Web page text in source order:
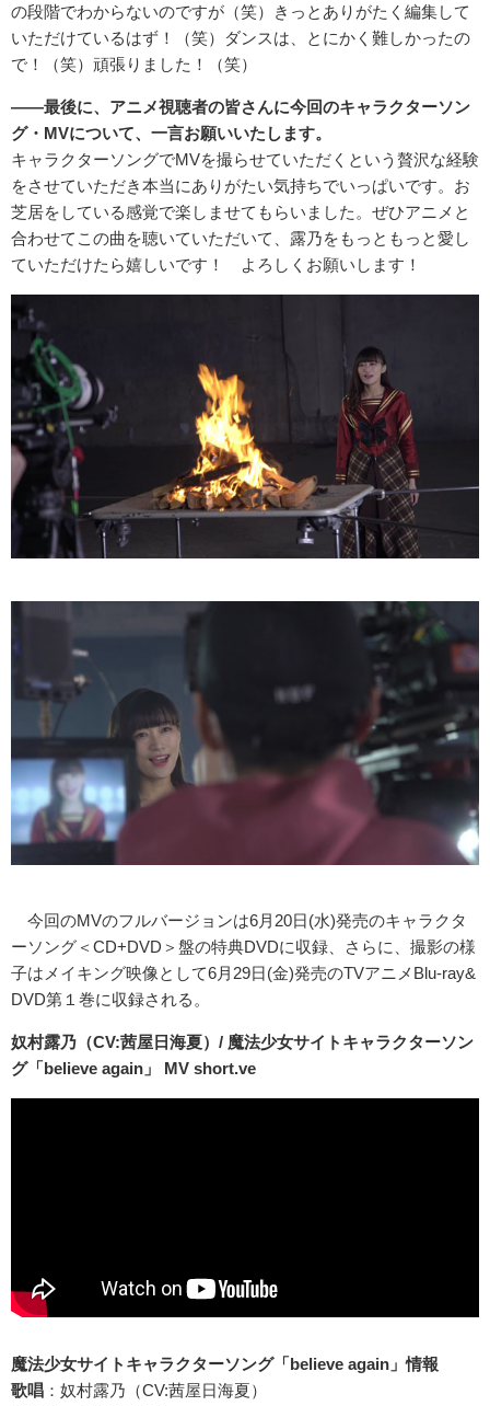
の段階でわからないのですが（笑）きっとありがたく編集して
いただけているはず！（笑）ダンスは、とにかく難しかったの
で！（笑）頑張りました！（笑）
――最後に、アニメ視聴者の皆さんに今回のキャラクターソン
グ・MVについて、一言お願いいたします。
キャラクターソングでMVを撮らせていただくという贅沢な経験
をさせていただき本当にありがたい気持ちでいっぱいです。お
芝居をしている感覚で楽しませてもらいました。ぜひアニメと
合わせてこの曲を聴いていただいて、露乃をもっともっと愛し
ていただけたら嬉しいです！ よろしくお願いします！
今回のMVのフルバージョンは6月20日(水)発売のキャラクタ
ーソング＜CD+DVD＞盤の特典DVDに収録、さらに、撮影の様
子はメイキング映像として6月29日(金)発売のTVアニメBlu-ray&
DVD第１巻に収録される。
奴村露乃（CV:茜屋日海夏）/ 魔法少女サイトキャラクターソン
グ「believe again」 MV short.ve
魔法少女サイトキャラクターソング「believe again」情報
歌唱 ：奴村露乃（CV:茜屋日海夏）